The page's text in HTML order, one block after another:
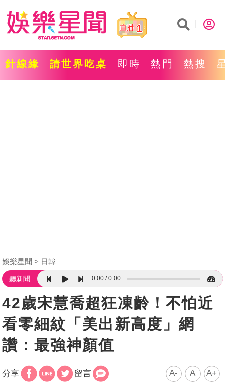
1
針線緣 請世界吃桌 即時 熱門 熱搜
娛樂星聞 日韓
聽新聞 0:00 0:00
42歲宋慧喬超狂凍齡！不怕近
看零細紋「美出新高度」網
讚：最強神顏值
分享 留言 A- A A+